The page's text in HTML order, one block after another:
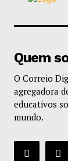
Quem
O Correio
agregadora
educativos
mundo.